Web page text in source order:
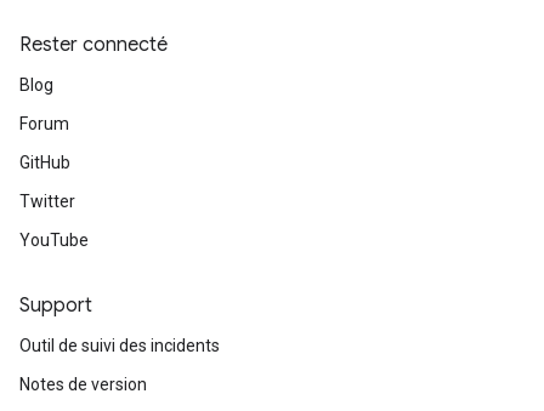
Rester connecté
Blog
Forum
GitHub
Twitter
YouTube
Support
Outil de suivi des incidents
Notes de version